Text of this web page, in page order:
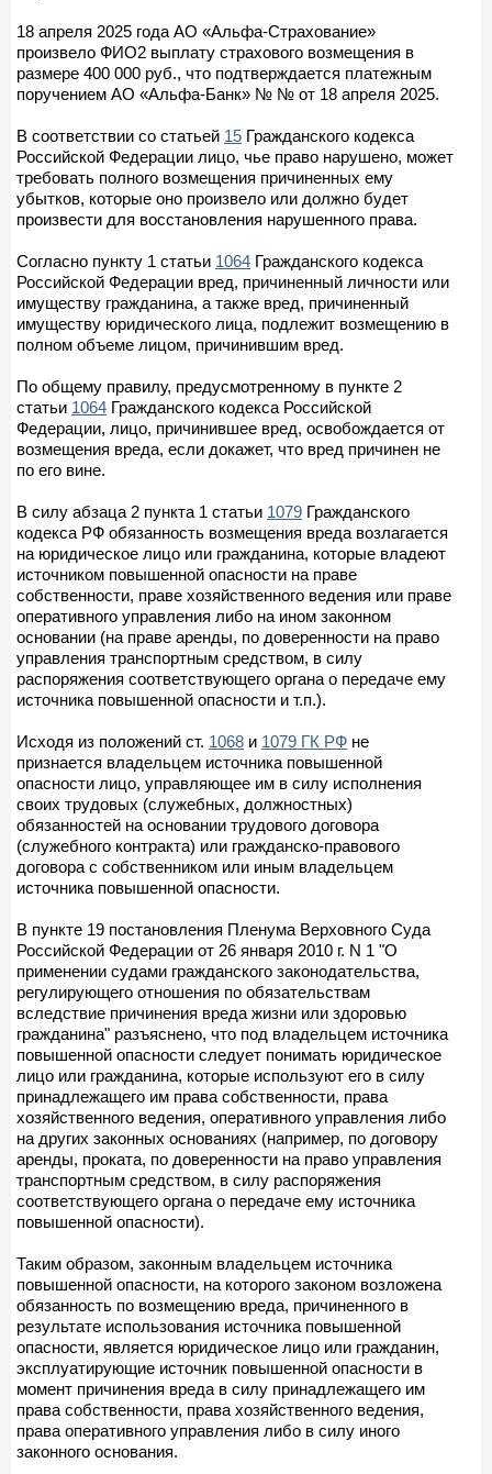
18 апреля 2025 года АО «Альфа-Страхование»
произвело ФИО2 выплату страхового возмещения в
размере 400 000 руб., что подтверждается платежным
поручением АО «Альфа-Банк» № № от 18 апреля 2025.
В соответствии со статьей 15 Гражданского кодекса
Российской Федерации лицо, чье право нарушено, может
требовать полного возмещения причиненных ему
убытков, которые оно произвело или должно будет
произвести для восстановления нарушенного права.
Согласно пункту 1 статьи 1064 Гражданского кодекса
Российской Федерации вред, причиненный личности или
имуществу гражданина, а также вред, причиненный
имуществу юридического лица, подлежит возмещению в
полном объеме лицом, причинившим вред.
По общему правилу, предусмотренному в пункте 2
статьи 1064 Гражданского кодекса Российской
Федерации, лицо, причинившее вред, освобождается от
возмещения вреда, если докажет, что вред причинен не
по его вине.
В силу абзаца 2 пункта 1 статьи 1079 Гражданского
кодекса РФ обязанность возмещения вреда возлагается
на юридическое лицо или гражданина, которые владеют
источником повышенной опасности на праве
собственности, праве хозяйственного ведения или праве
оперативного управления либо на ином законном
основании (на праве аренды, по доверенности на право
управления транспортным средством, в силу
распоряжения соответствующего органа о передаче ему
источника повышенной опасности и т.п.).
Исходя из положений ст. 1068 и 1079 ГК РФ не
признается владельцем источника повышенной
опасности лицо, управляющее им в силу исполнения
своих трудовых (служебных, должностных)
обязанностей на основании трудового договора
(служебного контракта) или гражданско-правового
договора с собственником или иным владельцем
источника повышенной опасности.
В пункте 19 постановления Пленума Верховного Суда
Российской Федерации от 26 января 2010 г. N 1 "О
применении судами гражданского законодательства,
регулирующего отношения по обязательствам
вследствие причинения вреда жизни или здоровью
гражданина" разъяснено, что под владельцем источника
повышенной опасности следует понимать юридическое
лицо или гражданина, которые используют его в силу
принадлежащего им права собственности, права
хозяйственного ведения, оперативного управления либо
на других законных основаниях (например, по договору
аренды, проката, по доверенности на право управления
транспортным средством, в силу распоряжения
соответствующего органа о передаче ему источника
повышенной опасности).
Таким образом, законным владельцем источника
повышенной опасности, на которого законом возложена
обязанность по возмещению вреда, причиненного в
результате использования источника повышенной
опасности, является юридическое лицо или гражданин,
эксплуатирующие источник повышенной опасности в
момент причинения вреда в силу принадлежащего им
права собственности, права хозяйственного ведения,
права оперативного управления либо в силу иного
законного основания.